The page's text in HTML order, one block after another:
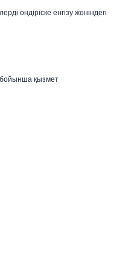
өндіріске енгізу жөніндегі
бойынша қызмет